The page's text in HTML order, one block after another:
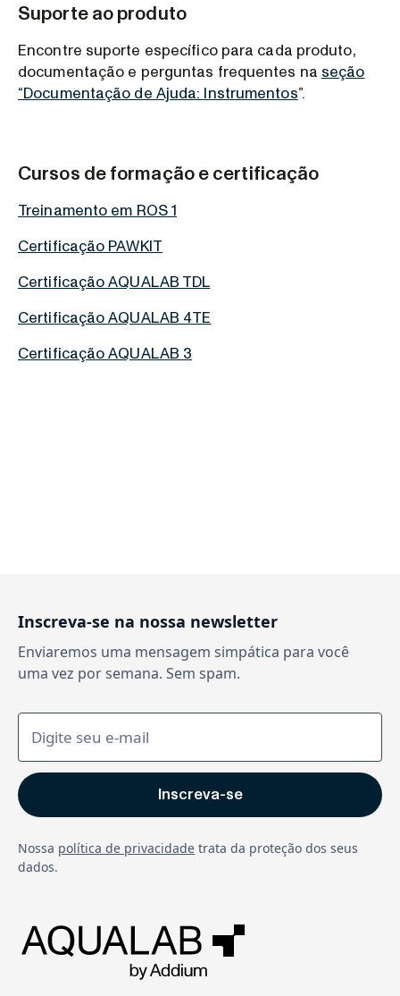
Suporte ao produto
Encontre suporte específico para cada produto,
documentação e perguntas frequentes na seção
“Documentação de Ajuda: Instrumentos”.
Cursos de formação e certificação
Treinamento em ROS 1
Certificação PAWKIT
Certificação AQUALAB TDL
Certificação AQUALAB 4TE
Certificação AQUALAB 3
Inscreva-se na nossa newsletter
Enviaremos uma mensagem simpática para você
uma vez por semana. Sem spam.
Nossa política de privacidade trata da proteção dos seus
dados.